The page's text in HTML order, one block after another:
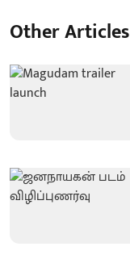
Other Articles